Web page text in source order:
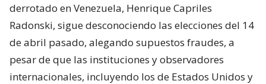
derrotado en Venezuela, Henrique Capriles
Radonski, sigue desconociendo las elecciones del 14
de abril pasado, alegando supuestos fraudes, a
pesar de que las instituciones y observadores
internacionales, incluyendo los de Estados Unidos y